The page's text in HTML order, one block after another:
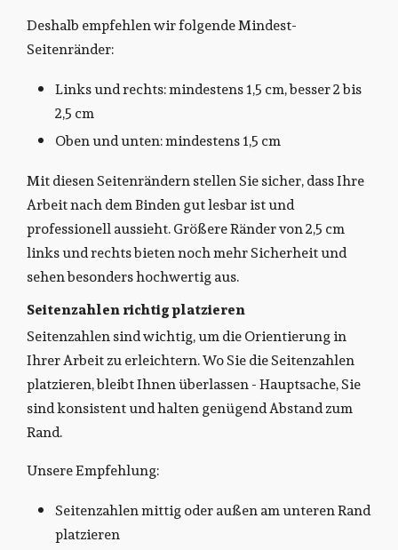
Deshalb empfehlen wir folgende Mindest-
Seitenränder:
Links und rechts: mindestens 1,5 cm, besser 2 bis
2,5 cm
Oben und unten: mindestens 1,5 cm
Mit diesen Seitenrändern stellen Sie sicher, dass Ihre
Arbeit nach dem Binden gut lesbar ist und
professionell aussieht. Größere Ränder von 2,5 cm
links und rechts bieten noch mehr Sicherheit und
sehen besonders hochwertig aus.
Seitenzahlen richtig platzieren
Seitenzahlen sind wichtig, um die Orientierung in
Ihrer Arbeit zu erleichtern. Wo Sie die Seitenzahlen
platzieren, bleibt Ihnen überlassen - Hauptsache, Sie
sind konsistent und halten genügend Abstand zum
Rand.
Unsere Empfehlung:
Seitenzahlen mittig oder außen am unteren Rand
platzieren